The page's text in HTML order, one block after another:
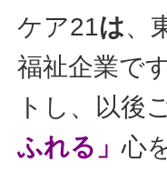
ケア21は、
福祉企業で
トし、以後
ふれる」心